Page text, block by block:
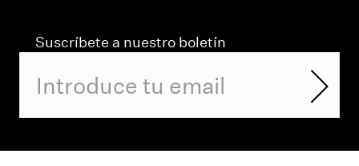
Suscríbete a nuestro boletín